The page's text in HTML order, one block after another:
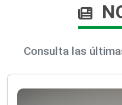
Consulta las